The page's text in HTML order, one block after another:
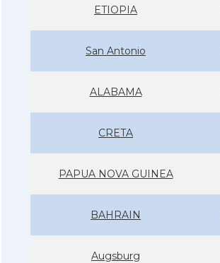
ETIOPIA
San Antonio
ALABAMA
CRETA
PAPUA NOVA GUINEA
BAHRAIN
Augsburg